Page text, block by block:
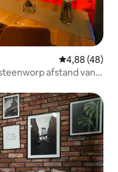
Gemiddelde
4,88 (48)
afstand van